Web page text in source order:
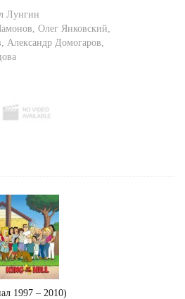
Лунгин
, Олег Янковский,
, Александр Домогаров,
1997 – 2010)